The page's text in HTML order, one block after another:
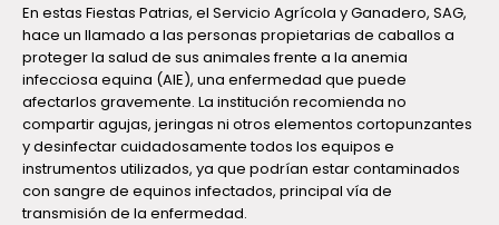
En estas Fiestas Patrias, el Servicio Agrícola y Ganadero, SAG,
hace un llamado a las personas propietarias de caballos a
proteger la salud de sus animales frente a la anemia
infecciosa equina (AIE), una enfermedad que puede
afectarlos gravemente. La institución recomienda no
compartir agujas, jeringas ni otros elementos cortopunzantes
y desinfectar cuidadosamente todos los equipos e
instrumentos utilizados, ya que podrían estar contaminados
con sangre de equinos infectados, principal vía de
transmisión de la enfermedad.